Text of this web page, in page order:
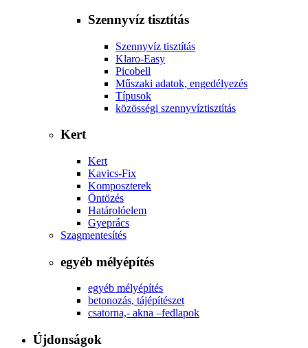
Szennyvíz tisztítás
Szennyvíz tisztítás
Klaro-Easy
Picobell
Műszaki adatok, engedélyezés
Típusok
közösségi szennyvíztisztítás
Kert
Kert
Kavics-Fix
Komposzterek
Öntözés
Határolóelem
Gyeprács
Szagmentesítés
egyéb mélyépítés
egyéb mélyépítés
betonozás, tájépítészet
csatorna,- akna –fedlapok
Újdonságok